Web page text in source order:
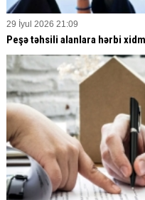
29 İyul 2026 21:09
Peşə təhsili alanlara hərbi